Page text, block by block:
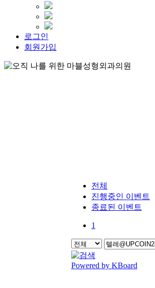
로그인
회원가입
전체
진행중인 이벤트
종료된 이벤트
1
Powered by KBoard